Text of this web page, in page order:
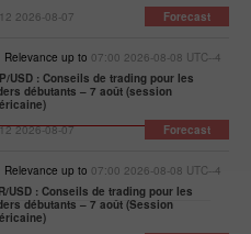
2026-08-07
Forecast
Relevance up to 07:00 2026-08-08 UTC--4
USD : Conseils de trading pour les
débutants – 7 août (session
2026-08-07
Forecast
Relevance up to 07:00 2026-08-08 UTC--4
USD : Conseils de trading pour les
débutants – 7 août (Session